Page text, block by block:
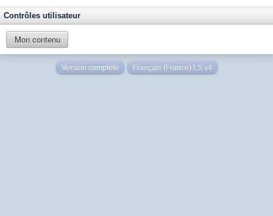
Contrôles utilisateur
Mon contenu
Version complète Français (France) LS v4